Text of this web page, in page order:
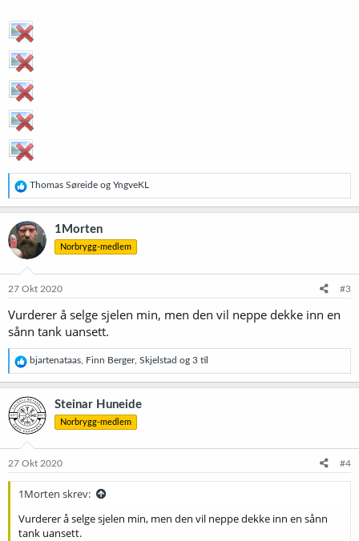
R
e
a
k
s
j
o
e
:
Thomas Søreide og YngveKL
1Morten
Norbrygg-medlem
27 Okt 2020 #3
Vurderer å selge sjelen min, men den vil neppe dekke inn en
sånn tank uansett.
R
e
a
k
s
j
o
e
bjartenataas Finn Berger, Skjelstad og 3 til
Steinar Huneide
Norbrygg-medlem
27 Okt 2020 #4
1Morten skrev:
Vurderer å selge sjelen min, men den vil neppe dekke inn en sånn
tank uansett.